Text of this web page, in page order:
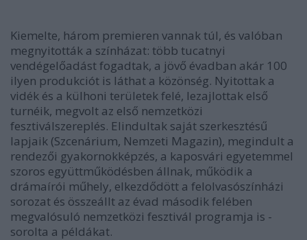
Kiemelte, három premieren vannak túl, és valóban
megnyitották a színházat: több tucatnyi
vendégelőadást fogadtak, a jövő évadban akár 100
ilyen produkciót is láthat a közönség. Nyitottak a
vidék és a külhoni területek felé, lezajlottak első
turnéik, megvolt az első nemzetközi
fesztiválszereplés. Elindultak saját szerkesztésű
lapjaik (Szcenárium, Nemzeti Magazin), megindult a
rendezői gyakornokképzés, a kaposvári egyetemmel
szoros együttműködésben állnak, működik a
drámaírói műhely, elkezdődött a felolvasószínházi
sorozat és összeállt az évad második felében
megvalósuló nemzetközi fesztivál programja is -
sorolta a példákat.